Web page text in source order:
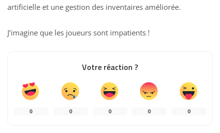
artificielle et une gestion des inventaires améliorée.
J’imagine que les joueurs sont impatients !
Votre réaction ?
0 0 0 0 0